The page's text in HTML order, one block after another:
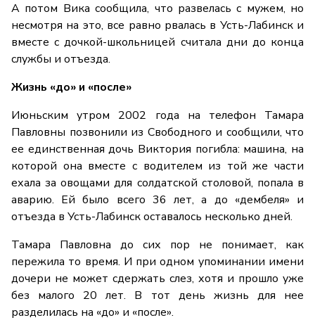
А потом Вика сообщила, что развелась с мужем, но
несмотря на это, все равно рвалась в Усть-Лабинск и
вместе с дочкой-школьницей считала дни до конца
службы и отъезда.
Жизнь «до» и «после»
Июньским утром 2002 года на телефон Тамара
Павловны позвонили из Свободного и сообщили, что
ее единственная дочь Виктория погибла: машина, на
которой она вместе с водителем из той же части
ехала за овощами для солдатской столовой, попала в
аварию. Ей было всего 36 лет, а до «дембеля» и
отъезда в Усть-Лабинск оставалось несколько дней.
Тамара Павловна до сих пор не понимает, как
пережила то время. И при одном упоминании имени
дочери не может сдержать слез, хотя и прошло уже
без малого 20 лет. В тот день жизнь для нее
разделилась на «до» и «после».